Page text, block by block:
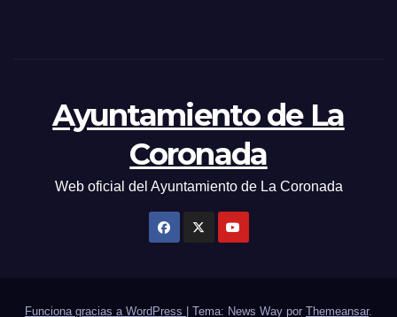
Ayuntamiento de La
Coronada
Web oficial del Ayuntamiento de La Coronada
Funciona gracias a WordPress Tema: News Way por Themeansar.